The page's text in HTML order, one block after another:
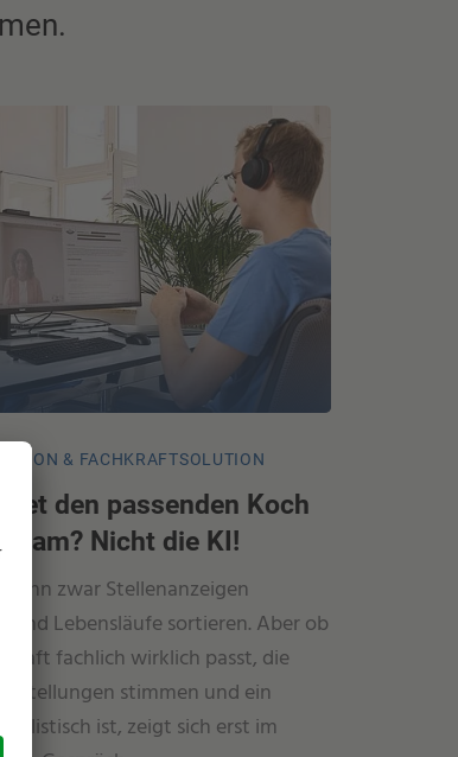
& FACHKRAFTSOLUTION
den passenden Koch
Nicht die KI!
kann zwar Stellenanzeigen
und Lebensläufe sortieren. Aber ob
fachlich wirklich passt, die
stimmen und ein
realistisch ist, zeigt sich erst im